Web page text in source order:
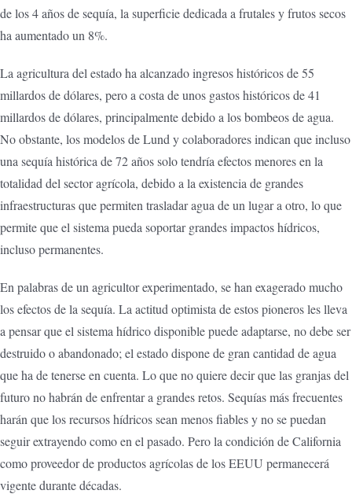
de los 4 años de sequía, la superficie dedicada a frutales y frutos secos
ha aumentado un 8%.
La agricultura del estado ha alcanzado ingresos históricos de 55
millardos de dólares, pero a costa de unos gastos históricos de 41
millardos de dólares, principalmente debido a los bombeos de agua.
No obstante, los modelos de Lund y colaboradores indican que incluso
una sequía histórica de 72 años solo tendría efectos menores en la
totalidad del sector agrícola, debido a la existencia de grandes
infraestructuras que permiten trasladar agua de un lugar a otro, lo que
permite que el sistema pueda soportar grandes impactos hídricos,
incluso permanentes.
En palabras de un agricultor experimentado, se han exagerado mucho
los efectos de la sequía. La actitud optimista de estos pioneros les lleva
a pensar que el sistema hídrico disponible puede adaptarse, no debe ser
destruido o abandonado; el estado dispone de gran cantidad de agua
que ha de tenerse en cuenta. Lo que no quiere decir que las granjas del
futuro no habrán de enfrentar a grandes retos. Sequías más frecuentes
harán que los recursos hídricos sean menos fiables y no se puedan
seguir extrayendo como en el pasado. Pero la condición de California
como proveedor de productos agrícolas de los EEUU permanecerá
vigente durante décadas.